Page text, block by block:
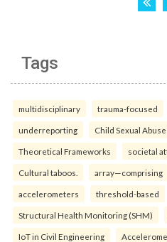
Tags
multidisciplinary trauma-focused
underreporting Child Sexual Abuse
Theoretical Frameworks societal
Cultural taboos. array—comprising
accelerometers threshold-based
Structural Health Monitoring (SHM)
IoT in Civil Engineering